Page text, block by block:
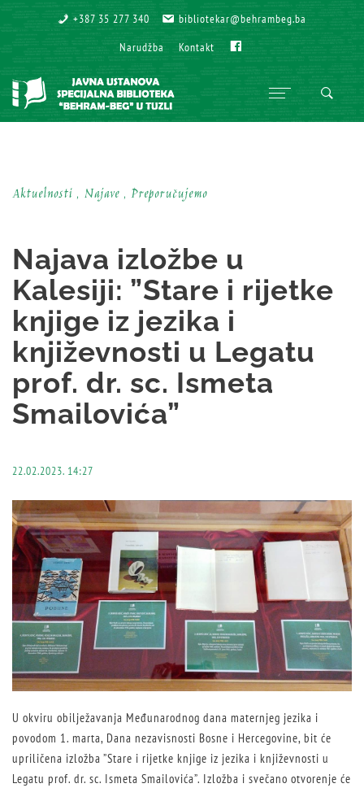
+387 35 277 340
+387 35 277 340 bibliotekar@behrambeg.ba
bibliotekar@behrambeg.ba
Narudžba
Narudžba Kontakt
Kontakt
Aktuelnosti , Najave , Preporučujemo
Najava izložbe u
Kalesiji: ”Stare i rijetke
knjige iz jezika i
književnosti u Legatu
prof. dr. sc. Ismeta
Smailovića”
22.02.2023. 14:27
U okviru obilježavanja Međunarodnog dana maternjeg jezika i
povodom 1. marta, Dana nezavisnosti Bosne i Hercegovine, bit će
upriličena izložba ”Stare i rijetke knjige iz jezika i književnosti u
Legatu prof. dr. sc. Ismeta Smailovića”. Izložba i svečano otvorenje će